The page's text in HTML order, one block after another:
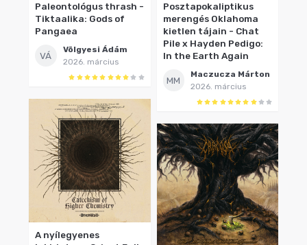
Paleontológus thrash -
Tiktaalika: Gods of
Pangaea
VÁ
Völgyesi Ádám
2026. március
A nyílegyenes
Posztapokaliptikus
merengés Oklahoma
kietlen tájain - Chat
Pile x Hayden Pedigo:
In the Earth Again
MM
Maczucza Márton
2026. március